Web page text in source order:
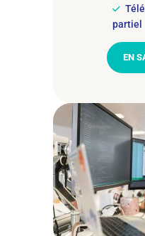
partiel
EN